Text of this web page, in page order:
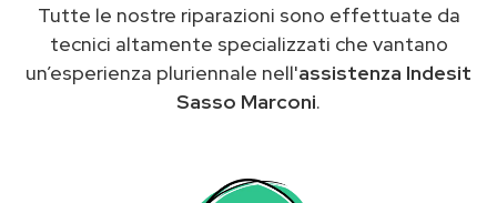
Tutte le nostre riparazioni sono effettuate da
tecnici altamente specializzati che vantano
un’esperienza pluriennale nell'assistenza Indesit
Sasso Marconi.